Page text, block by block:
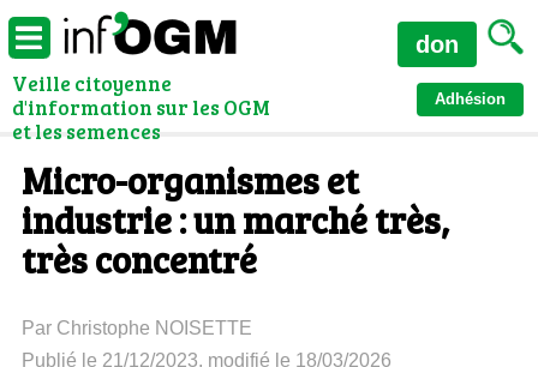
Veille citoyenne
d'information sur les OGM
et les semences
Adhésion
don
Micro-organismes et
industrie : un marché très,
très concentré
Par Christophe NOISETTE
Publié le 21/12/2023, modifié le 18/03/2026